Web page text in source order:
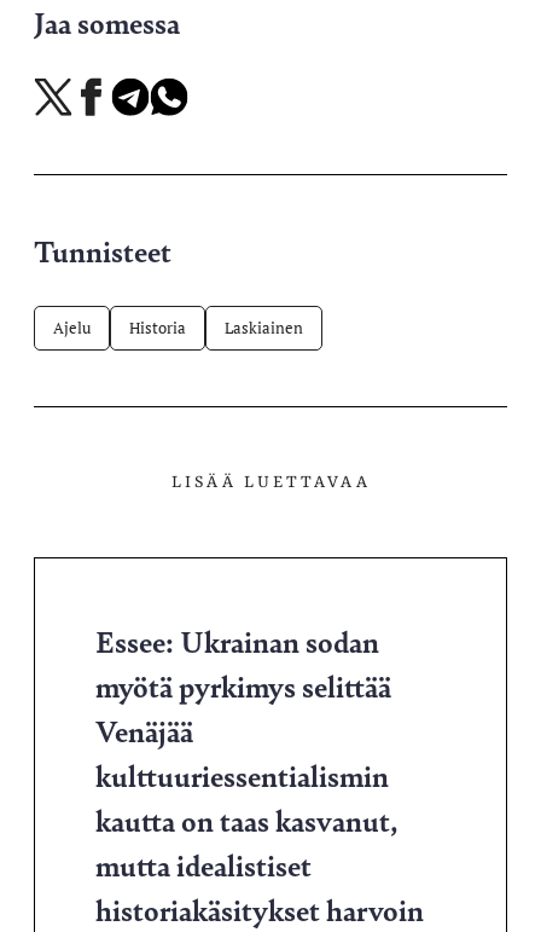
Jaa somessa
Jaa
X-
Jaa
Facebookissa
Jaa
Telegramissa
Jaa
WhatsAppissa
Tunnisteet
Ajelu Historia Laskiainen
LISÄÄ LUETTAVAA
Essee: Ukrainan sodan
myötä pyrkimys selittää
Venäjää
kulttuuriessentialismin
kautta on taas kasvanut,
mutta idealistiset
historiakäsitykset harvoin